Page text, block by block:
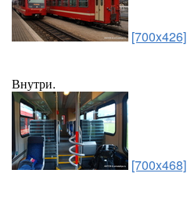
[700x426]
Внутри.
[700x468]